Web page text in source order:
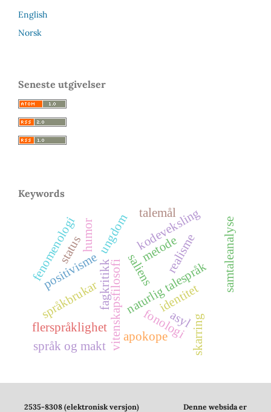
English
Norsk
Seneste utgivelser
Keywords
fagkritikkvitenskapsfilosofi
metode
naturlig talespråk
identitet
positivisme realisme
språkbrukar
fenomenologi saliens samtaleanalyse
flerspråklighet
ungdom kodeveksling
fonologiskarring
talemål
status
språk og makt
asyl
apokope
humor
2535-8308 (elektronisk versjon)
Denne websida er